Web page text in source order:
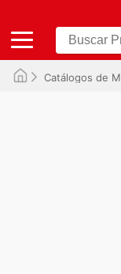
Catálogos de